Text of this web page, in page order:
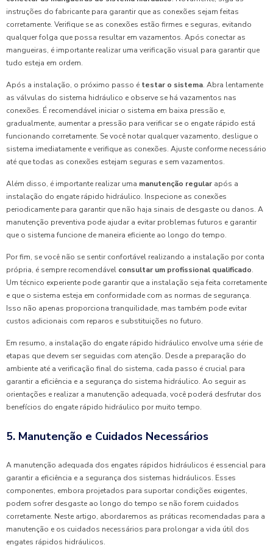
instruções do fabricante para garantir que as conexões sejam feitas
corretamente. Verifique se as conexões estão firmes e seguras, evitando
qualquer folga que possa resultar em vazamentos. Após conectar as
mangueiras, é importante realizar uma verificação visual para garantir que
tudo esteja em ordem.
Após a instalação, o próximo passo é testar o sistema. Abra lentamente
as válvulas do sistema hidráulico e observe se há vazamentos nas
conexões. É recomendável iniciar o sistema em baixa pressão e,
gradualmente, aumentar a pressão para verificar se o engate rápido está
funcionando corretamente. Se você notar qualquer vazamento, desligue o
sistema imediatamente e verifique as conexões. Ajuste conforme necessário
até que todas as conexões estejam seguras e sem vazamentos.
Além disso, é importante realizar uma manutenção regular após a
instalação do engate rápido hidráulico. Inspecione as conexões
periodicamente para garantir que não haja sinais de desgaste ou danos. A
manutenção preventiva pode ajudar a evitar problemas futuros e garantir
que o sistema funcione de maneira eficiente ao longo do tempo.
Por fim, se você não se sentir confortável realizando a instalação por conta
própria, é sempre recomendável consultar um profissional qualificado.
Um técnico experiente pode garantir que a instalação seja feita corretamente
e que o sistema esteja em conformidade com as normas de segurança.
Isso não apenas proporciona tranquilidade, mas também pode evitar
custos adicionais com reparos e substituições no futuro.
Em resumo, a instalação do engate rápido hidráulico envolve uma série de
etapas que devem ser seguidas com atenção. Desde a preparação do
ambiente até a verificação final do sistema, cada passo é crucial para
garantir a eficiência e a segurança do sistema hidráulico. Ao seguir as
orientações e realizar a manutenção adequada, você poderá desfrutar dos
benefícios do engate rápido hidráulico por muito tempo.
5. Manutenção e Cuidados Necessários
A manutenção adequada dos engates rápidos hidráulicos é essencial para
garantir a eficiência e a segurança dos sistemas hidráulicos. Esses
componentes, embora projetados para suportar condições exigentes,
podem sofrer desgaste ao longo do tempo se não forem cuidados
corretamente. Neste artigo, abordaremos as práticas recomendadas para a
manutenção e os cuidados necessários para prolongar a vida útil dos
engates rápidos hidráulicos.